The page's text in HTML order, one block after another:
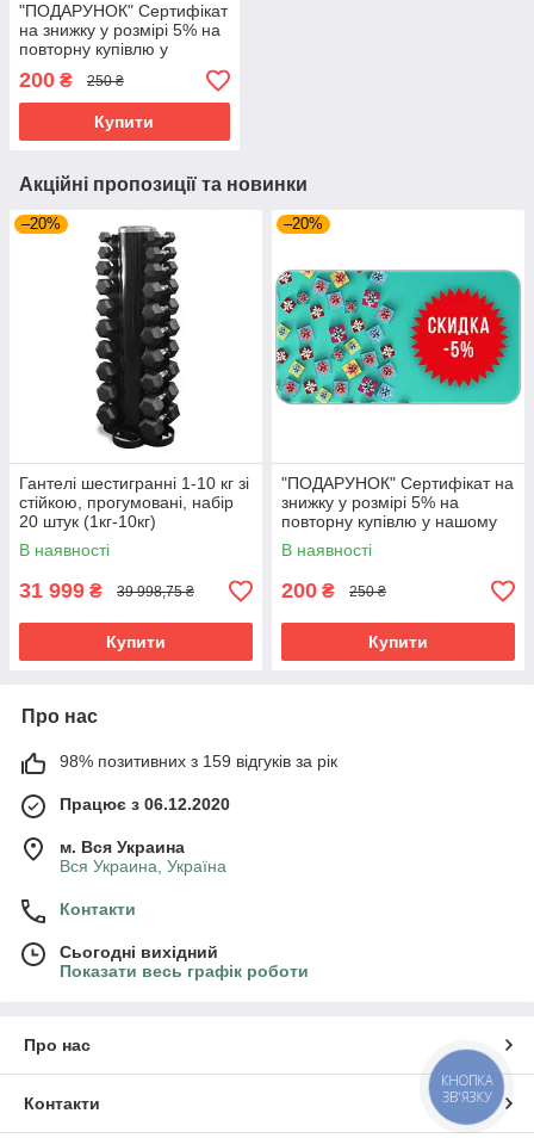
"ПОДАРУНОК" Сертифікат
на знижку у розмірі 5% на
повторну купівлю у
нашому магазинні
Cosy.com.ua.
200 ₴ 250 ₴
Купити
Акційні пропозиції та новинки
–20%
Гантелі шестигранні 1-10 кг зі
стійкою, прогумовані, набір
20 штук (1кг-10кг)
В наявності
31 999 ₴ 39 998,75 ₴
Купити
–20%
"ПОДАРУНОК" Сертифікат на
знижку у розмірі 5% на
повторну купівлю у нашому
магазинні Cosy.com.ua.
В наявності
200 ₴ 250 ₴
Купити
Про нас
98% позитивних з 159 відгуків за рік
Працює з 06.12.2020
м. Вся Украина
Вся Украина, Україна
Контакти
Сьогодні вихідний
Показати весь графік роботи
Про нас
Контакти
КНОПКА
ЗВ'ЯЗКУ